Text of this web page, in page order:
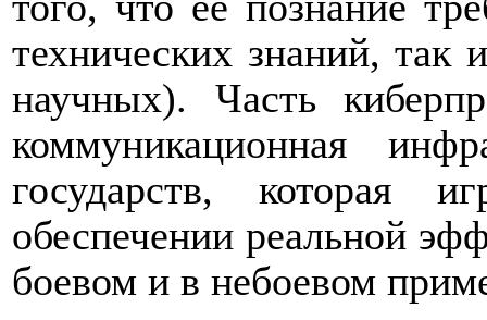
технических знаний,
научных). Часть
коммуникационная
государств, которая
обеспечении реальной
боевом и в небоевом